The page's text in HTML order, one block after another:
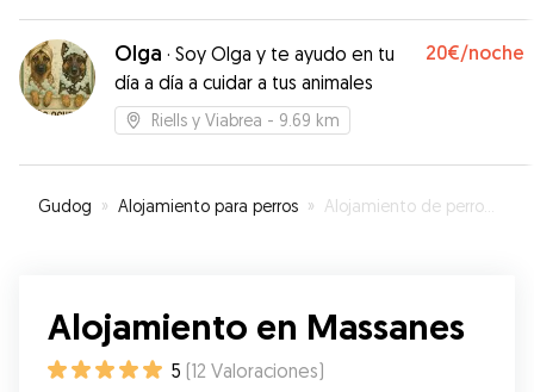
fotos y videos. Su perra es un amor y para lo
complicado que es el nuestro se han adaptado
súper bien. Freya no tiene ningún problema con
otros perros y Judith es super atenta. Incluso se
hizo daño jugando por qué es un bruto y lo llevó
Contaremos con ella siempre que tengamos
que dejar solo a Dako.
Olga · Soy Olga y te ayudo en tu
día a día a cuidar a tus animales
20€/noche
Riells y Viabrea - 9.69 km
Gudog » Alojamiento para perros » Alojamiento de perros en Massanes
Alojamiento en Massanes
5 (12 Valoraciones)